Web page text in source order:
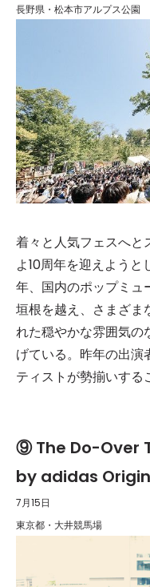
長野県・松本市アルプス公園
着々と人気フェスへと
よ10周年を迎えよう
年、国内のポップミュ
垣根を越え、さまざま
れた穏やかな雰囲気の
げている。昨年の出
ティストが勢揃いする
⑨ The Do-Over
by adidas
7月15日
東京都・大井競馬場